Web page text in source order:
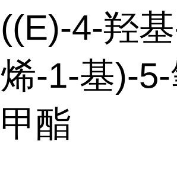
((E)-4-羟
烯-1-基)-
甲酯